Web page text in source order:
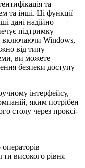
та
та інші. Ці функції
дані надійно
підтримку
включаючи Windows,
від типу
ви можете
безпеки доступу
інтерфейсу,
яким потрібен
столу через проксі-
високого рівня